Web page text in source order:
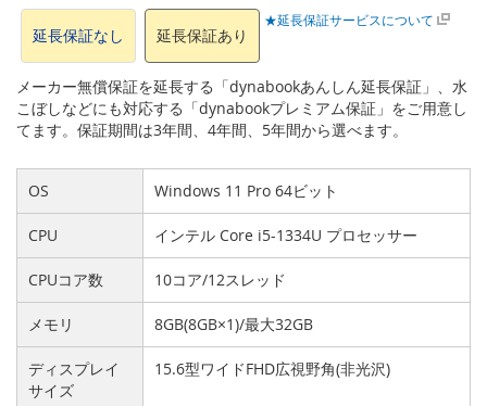
延長保証なし 延長保証あり
★延長保証サービスについて
メーカー無償保証を延長する「dynabookあんしん延長保証」、水
こぼしなどにも対応する「dynabookプレミアム保証」をご用意し
てます。保証期間は3年間、4年間、5年間から選べます。
OS Windows 11 Pro 64ビット
CPU インテル Core i5-1334U プロセッサー
CPUコア数 10コア/12スレッド
メモリ 8GB(8GB×1)/最大32GB
ディスプレイ
サイズ
15.6型ワイドFHD広視野角(非光沢)